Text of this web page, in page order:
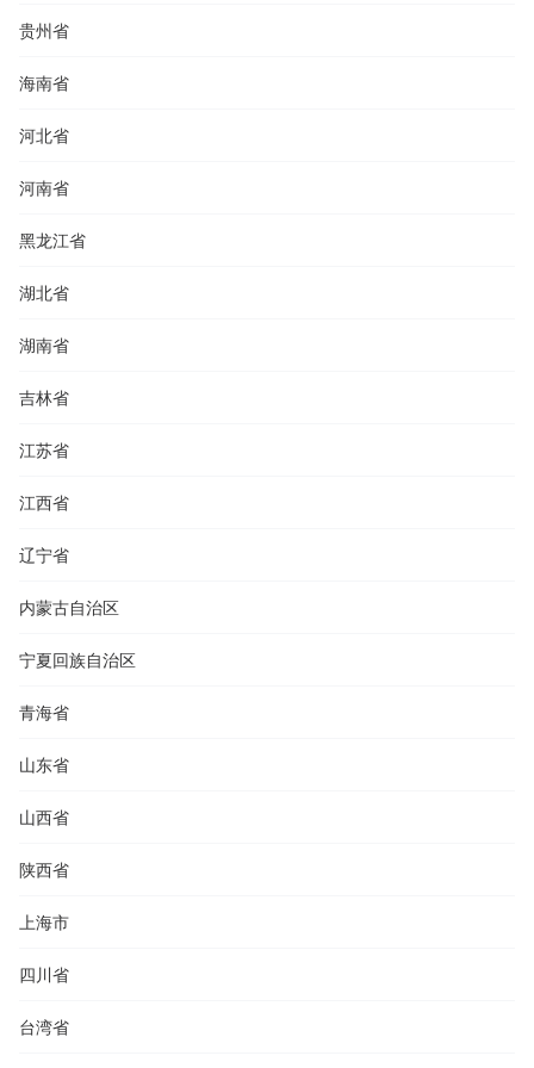
贵州省
海南省
河北省
河南省
黑龙江省
湖北省
湖南省
吉林省
江苏省
江西省
辽宁省
内蒙古自治区
宁夏回族自治区
青海省
山东省
山西省
陕西省
上海市
四川省
台湾省